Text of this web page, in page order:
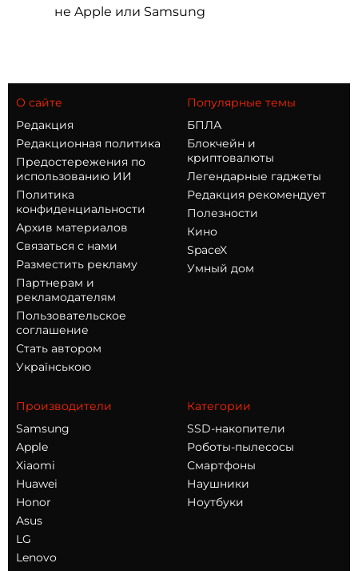
не Apple или Samsung
О сайте
Редакция
Редакционная политика
Предостережения по
использованию ИИ
Политика
конфиденциальности
Архив материалов
Связаться с нами
Разместить рекламу
Партнерам и
рекламодателям
Пользовательское
соглашение
Стать автором
Українською
Популярные темы
БПЛА
Блокчейн и
криптовалюты
Легендарные гаджеты
Редакция рекомендует
Полезности
Кино
SpaceX
Умный дом
Производители
Samsung
Apple
Xiaomi
Huawei
Honor
Asus
LG
Lenovo
Категории
SSD-накопители
Роботы-пылесосы
Смартфоны
Наушники
Ноутбуки